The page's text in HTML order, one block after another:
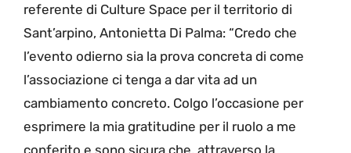
referente di Culture Space per il territorio di
Sant’arpino, Antonietta Di Palma: “Credo che
l’evento odierno sia la prova concreta di come
l’associazione ci tenga a dar vita ad un
cambiamento concreto. Colgo l’occasione per
esprimere la mia gratitudine per il ruolo a me
conferito e sono sicura che, attraverso la